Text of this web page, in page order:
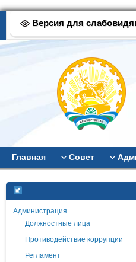
Версия для
Главная Совет
Администрация
Должностные лица
Противодействие коррупции
Регламент